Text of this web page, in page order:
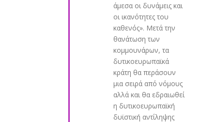
άμεσα οι δυνάμεις και
οι ικανότητες του
καθενός». Μετά την
θανάτωση των
κομμουνάρων, τα
δυτικοευρωπαϊκά
κράτη θα περάσουν
μια σειρά από νόμους
αλλά και θα εδραιωθεί
η δυτικοευρωπαϊκή
δυϊστική αντίληψης